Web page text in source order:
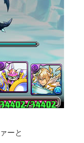
ーと